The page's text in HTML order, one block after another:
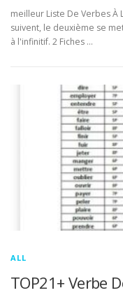
meilleur Liste De Verbes À
suivent, le deuxième se
à l'infinitif. 2 Fiches …
ALL
TOP21+ Verbe